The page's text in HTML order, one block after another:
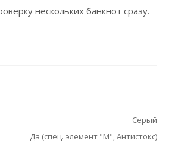
нескольких банкнот сразу.
Серый
Да (спец. элемент "М", Антистокс)